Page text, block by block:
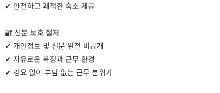
✔ 안전하고 쾌적한 숙소 제공
🔐 신분 보호 철저
✔ 개인정보 및 신분 완전 비공개
✔ 자유로운 복장과 근무 환경
✔ 강요 없이 부담 없는 근무 분위기